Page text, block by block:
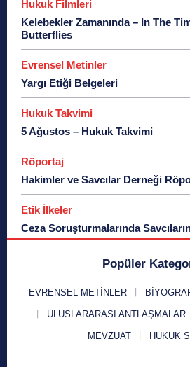
Hukuk Filmleri
Kelebekler Zamanında – In The
Butterflies
Evrensel Metinler
Yargı Etiği Belgeleri
Hukuk Takvimi
5 Ağustos – Hukuk Takvimi
Röportaj
Hakimler ve Savcılar Derneği
Etik İlkeler
Ceza Soruşturmalarında
Popüler
EVRENSEL METINLER
ULUSLARARASI ANTLAŞMALAR
MEVZUAT HUKUK